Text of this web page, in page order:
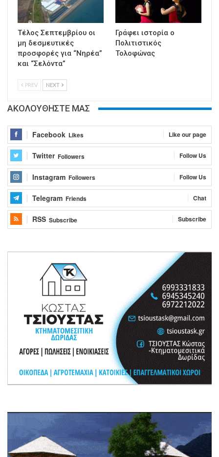
Τέλος Σεπτεμβρίου οι
μη δεσμευτικές
προσφορές για “Νηρέα”
και “Σελόντα”
Γράφει ιστορία ο
Πολιτιστικός
Τολοφώνας
PREV NEXT
ΑΚΟΛΟΥΘΗΣΤΕ ΜΑΣ
Facebook Likes Like our page
Twitter Followers Follow Us
Instagram Followers Follow Us
Telegram Friends Chat
RSS Subscribe Subscribe